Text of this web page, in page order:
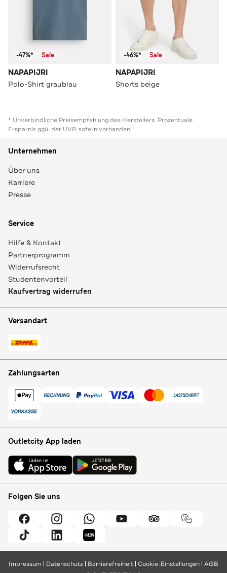
-47%* Sale
NAPAPIJRI
Polo-Shirt graublau
-46%* Sale
NAPAPIJRI
Shorts beige
* Unverbindliche Preisempfehlung des Herstellers. Prozentuale
Ersparnis ggü. der UVP, sofern vorhanden
Unternehmen
Über uns
Karriere
Presse
Service
Hilfe & Kontakt
Partnerprogramm
Widerrufsrecht
Studentenvorteil
Kaufvertrag widerrufen
Versandart
Zahlungsarten
Outletcity App laden
Folgen Sie uns
Impressum Datenschutz Barrierefreiheit Cookie-Einstellungen AGB